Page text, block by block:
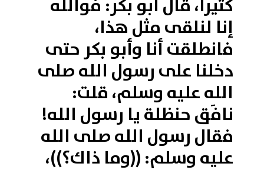
كثيرًا، قال أبو بكر: فوالله
إنا لنلقى مثل هذا،
فانطلقت أنا وأبو بكر حتى
دخلنا على رسول الله صلى
الله عليه وسلم، قلت:
نافَق حنظلة يا رسول الله!
فقال رسول الله صلى الله
عليه وسلم: ((وما ذاك؟))،